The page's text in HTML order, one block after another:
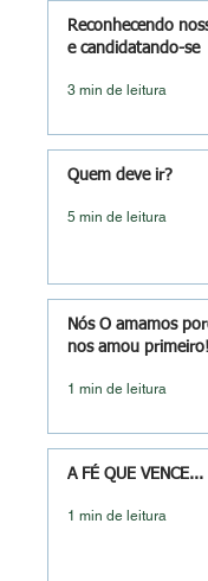
Reconhecendo
e candidatando-se
3 min de leitura
Quem deve ir?
5 min de leitura
Nós O amamos
nos amou primeiro!
1 min de leitura
A FÉ QUE VENCE...
1 min de leitura